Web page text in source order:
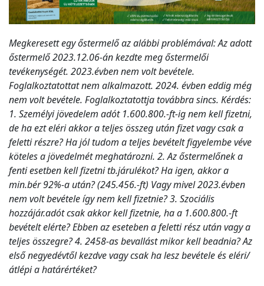
Megkeresett egy őstermelő az alábbi problémával: Az adott
őstermelő 2023.12.06-án kezdte meg őstermelői
tevékenységét. 2023.évben nem volt bevétele.
Foglalkoztatottat nem alkalmazott. 2024. évben eddig még
nem volt bevétele. Foglalkoztatottja továbbra sincs. Kérdés:
1. Személyi jövedelem adót 1.600.800.-ft-ig nem kell fizetni,
de ha ezt eléri akkor a teljes összeg után fizet vagy csak a
feletti részre? Ha jól tudom a teljes bevételt figyelembe véve
köteles a jövedelmét meghatározni. 2. Az őstermelőnek a
fenti esetben kell fizetni tb.járulékot? Ha igen, akkor a
min.bér 92%-a után? (245.456.-ft) Vagy mivel 2023.évben
nem volt bevétele így nem kell fizetnie? 3. Szociális
hozzájár.adót csak akkor kell fizetnie, ha a 1.600.800.-ft
bevételt elérte? Ebben az eseteben a feletti rész után vagy a
teljes összegre? 4. 2458-as bevallást mikor kell beadnia? Az
első negyedévtől kezdve vagy csak ha lesz bevétele és eléri/
átlépi a határértéket?